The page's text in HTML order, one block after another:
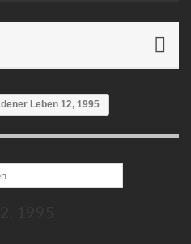
Leben 12, 1995